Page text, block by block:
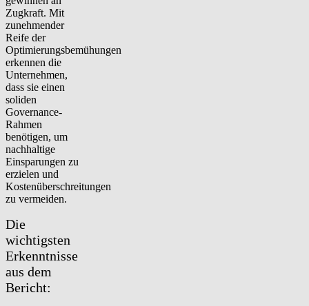
Zugkraft. Mit
zunehmender
Reife der
Optimierungsbemühungen
erkennen die
Unternehmen,
dass sie einen
soliden
Governance-
Rahmen
benötigen, um
nachhaltige
Einsparungen zu
erzielen und
Kostenüberschreitungen
zu vermeiden.
Die
wichtigsten
Erkenntnisse
aus dem
Bericht: